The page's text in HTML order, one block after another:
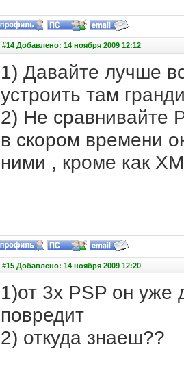
#14 Добавлено: 14 ноября 2009 12:12
1) Давайте лучше
устроить там
2) Не сравнивайте
в скором времени
ними , кроме как
#15 Добавлено: 14 ноября 2009 12:20
1)от 3х PSP он уже
повредит
2) откуда знаеш??